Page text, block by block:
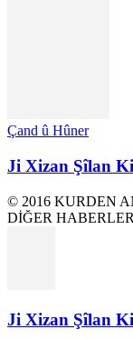
Çand û Hûner
Ji Xizan Şîlan
© 2016 KURDEN
DİĞER HABERLER
Ji Xizan Şîlan